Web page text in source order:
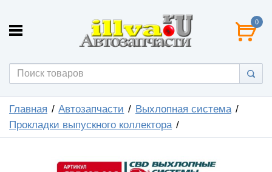
0
Главная Автозапчасти
Выхлопная система
Прокладки выпускного коллектора